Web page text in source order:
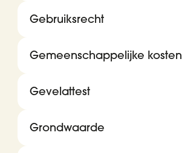
Gebruiksrecht
Gemeenschappelijke kosten
Gevelattest
Grondwaarde